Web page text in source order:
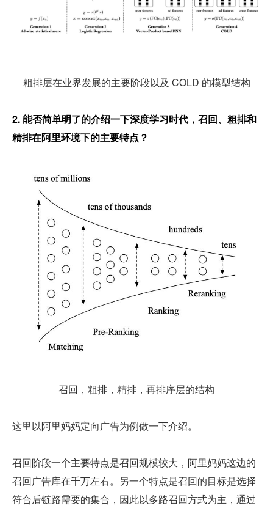
粗排层在业界发展的主要阶段以及 COLD 的模型结构
2. 能否简单明了的介绍一下深度学习时代，召回、粗排和
精排在阿里环境下的主要特点？
召回，粗排，精排，再排序层的结构
这里以阿里妈妈定向广告为例做一下介绍。
召回阶段一个主要特点是召回规模较大，阿里妈妈这边的
召回广告库在千万左右。另一个特点是召回的目标是选择
符合后链路需要的集合，因此以多路召回方式为主，通过